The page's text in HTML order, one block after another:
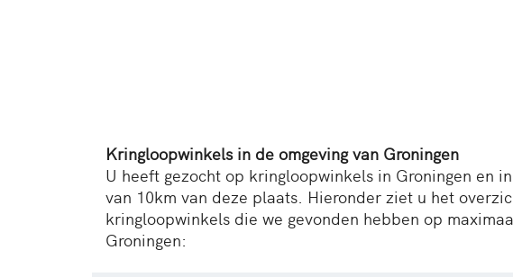
Kringloopwinkels in de omgeving van Groningen
U heeft gezocht op kringloopwinkels in Groningen en
van 10km van deze plaats. Hieronder ziet u het
kringloopwinkels die we gevonden hebben op
Groningen: